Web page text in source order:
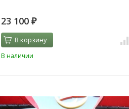
23 100 ₽
В корзину
В наличии